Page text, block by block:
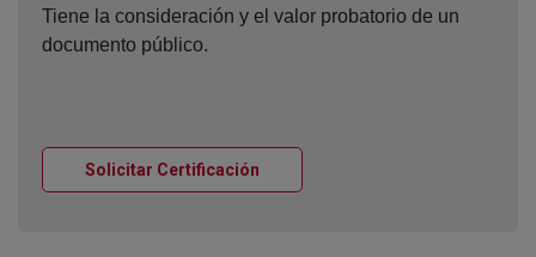
Tiene la consideración y el valor probatorio de un
documento público.
Solicitar Certificación